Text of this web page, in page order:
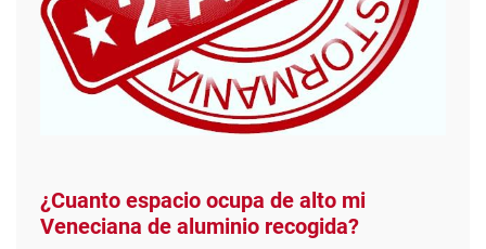
¿Cuanto espacio ocupa de alto mi
Veneciana de aluminio recogida?